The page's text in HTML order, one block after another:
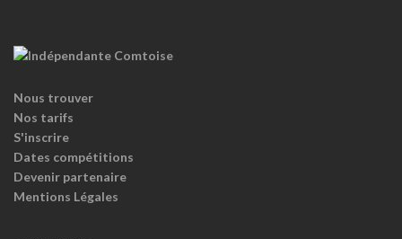
Nous trouver
Nos tarifs
S'inscrire
Dates compétitions
Devenir partenaire
Mentions Légales